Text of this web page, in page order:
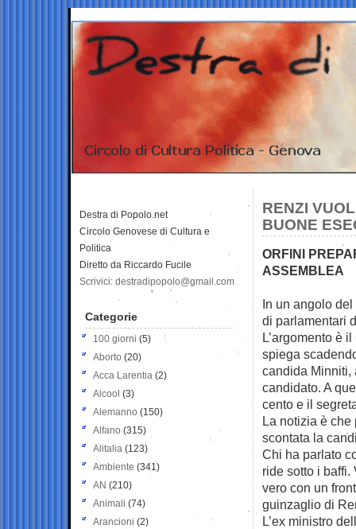
RENZI
BUONE
ORFINI
ASSEMBLEA
In un angolo
di parlamentari
L’argomento è
spiega
candida Minniti,
candidato. A
cento e il
La notizia è che
scontata la
Chi ha parlato
ride sotto i baffi.
vero con un
guinzaglio di
L’ex ministro
Destra di Popolo.net
Circolo Genovese di Cultura e
Politica
Diretto da Riccardo Fucile
Scrivici: destradipopolo@gmail.com
Categorie
100 giorni (5)
Aborto (20)
Acca Larentia (2)
Alcool (3)
Alemanno (150)
Alfano (315)
Alitalia (123)
Ambiente (341)
AN (210)
Animali (74)
Arancioni (2)